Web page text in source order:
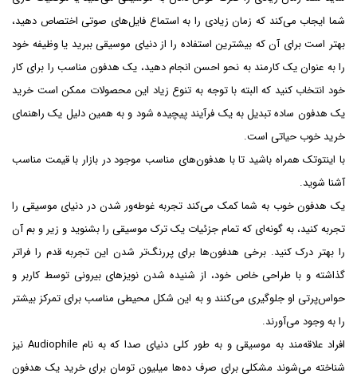
شما ایجاب می‌کند که زمان زیادی را به استماع فایل‌های صوتی اختصاص دهید،
بهتر است برای آن که بیشترین استفاده را از دنیای موسیقی ببرید یا وظیفه خود
را به عنوان یک کارمند به نحو احسن انجام دهید،‌ یک هدفون مناسب را برای کار
خود انتخاب کنید که البته با توجه به تنوع زیاد این محصولات ممکن است خرید
یک هدفون ساده تبدیل به یک فرآیند پیچیده شود و به همین دلیل یک راهنمای
خرید خوب حیاتی است.
با اینتوتک همراه باشید تا با هدفون‌های مناسب موجود در بازار با قیمت مناسب
آشنا شوید.
یک هدفون خوب به شما کمک می‌کند تجربه غوطه‌ور شدن در دنیای موسیقی را
تجربه کنید، به گونه‌ای که تمام جزئیات یک ترک موسیقی را بشنوید و زیر و بم آن
را بهتر درک کنید. برخی هدفون‌ها برای پررنگ‌تر شدن این تجربه قدم را فراتر
گذاشته و با طراحی خاص خود، از شنیده شدن نویزهای بیرونی توسط کاربر و
حواس‌پرتی او جلوگیری می‌کنند و به این شکل محیطی مناسب برای تمرکز بیشتر
را به وجود می‌آورند.
افراد علاقه‌مند به موسیقی و به طور کلی دنیای صدا که به نام Audiophile نیز
شناخته می‌شوند مشکلی برای صرف ده‌ها میلیون تومان برای خرید یک هدفون